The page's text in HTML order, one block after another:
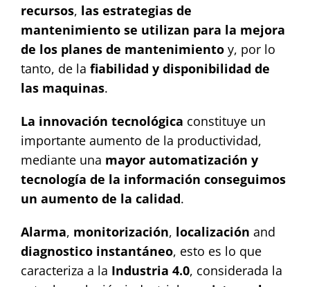
recursos, las estrategias de
mantenimiento se utilizan para la mejora
de los planes de mantenimientoy, por lo
tanto, de la fiabilidad y disponibilidad de
las maquinas.
La innovación tecnológica constituye un
importante aumento de la productividad,
mediante una mayor automatización y
tecnología de la información conseguimos
un aumento de la calidad.
Alarma, monitorización, localización and
diagnostico instantáneo, esto es lo que
caracteriza a la Industria 4.0, considerada la